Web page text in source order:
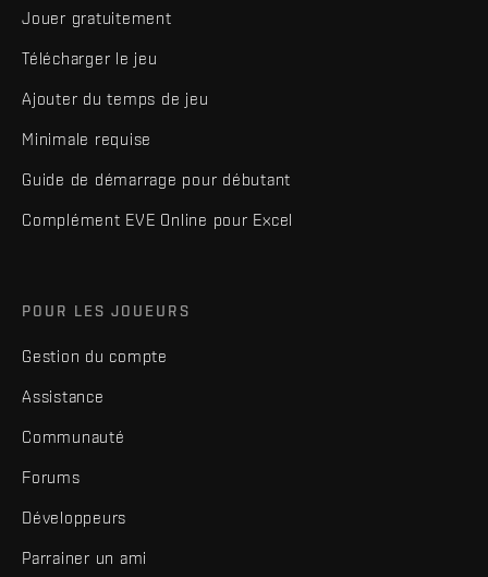
Jouer gratuitement
Télécharger le jeu
Ajouter du temps de jeu
Minimale requise
Guide de démarrage pour débutant
Complément EVE Online pour Excel
POUR LES JOUEURS
Gestion du compte
Assistance
Communauté
Forums
Développeurs
Parrainer un ami